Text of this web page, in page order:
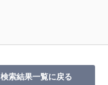
検索結果一覧に戻る